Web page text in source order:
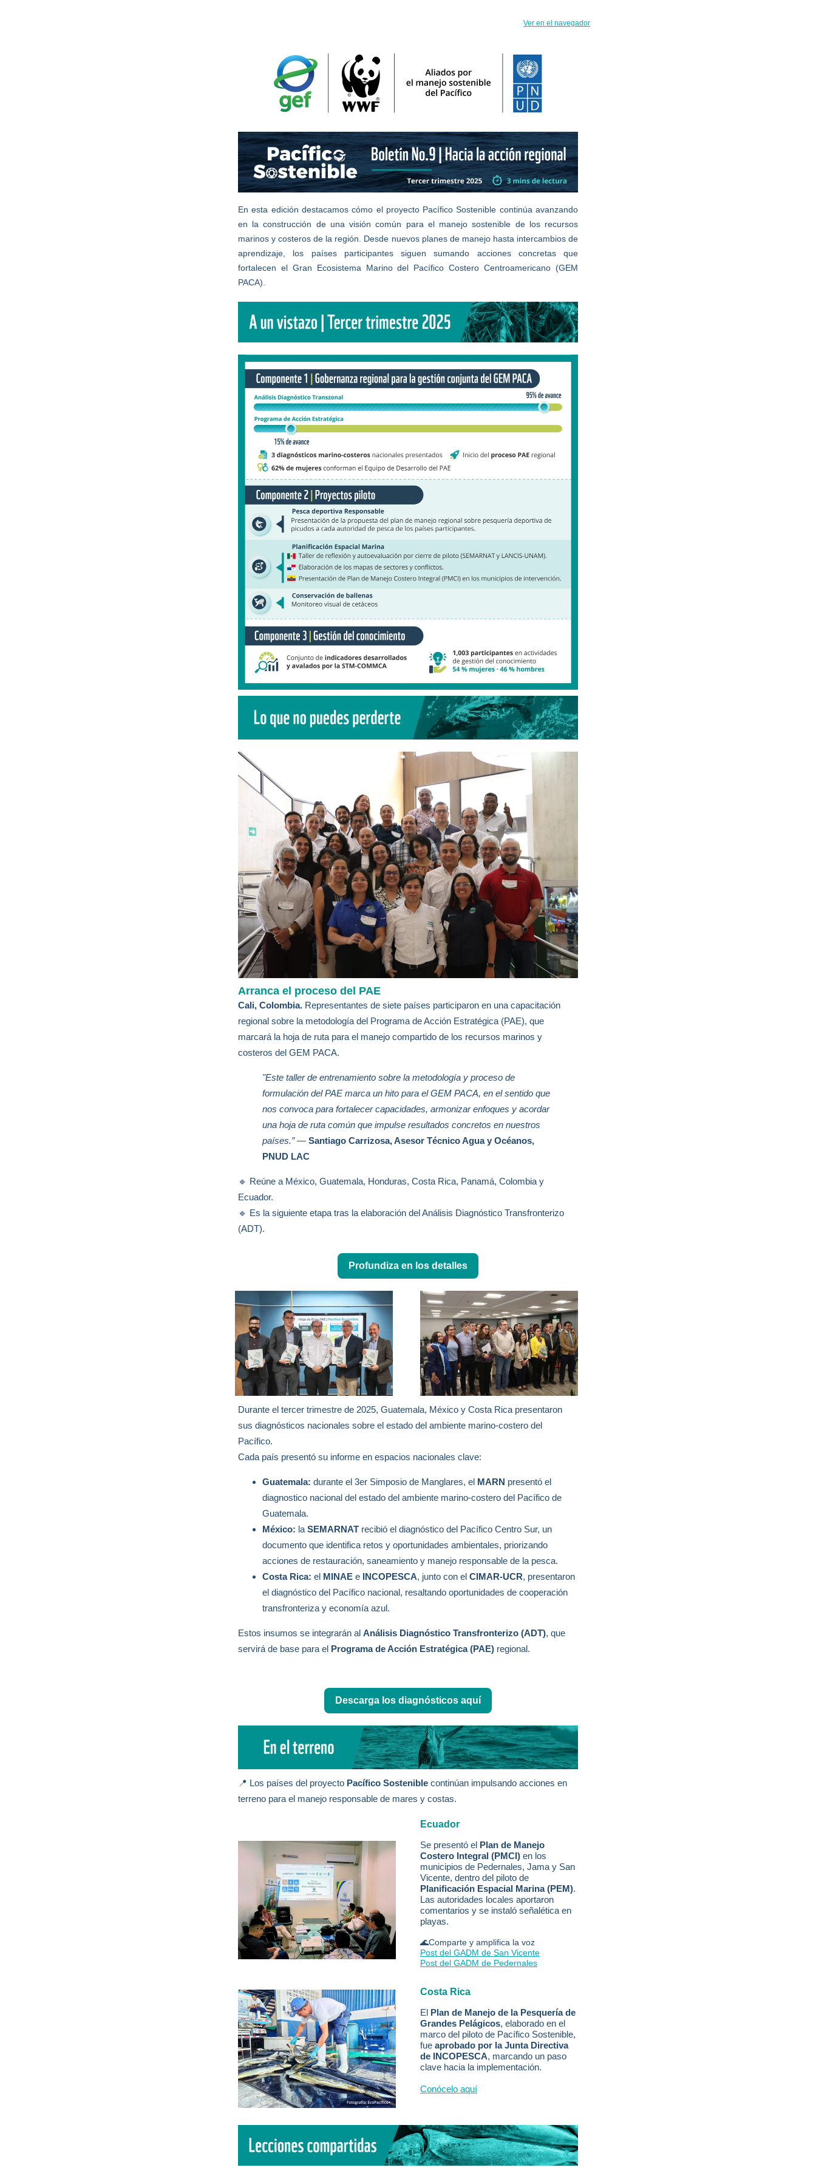
Ver en el navegador
En esta edición destacamos cómo el proyecto Pacífico Sostenible continúa avanzando
en la construcción de una visión común para el manejo sostenible de los recursos
marinos y costeros de la región. Desde nuevos planes de manejo hasta intercambios de
aprendizaje, los países participantes siguen sumando acciones concretas que
fortalecen el Gran Ecosistema Marino del Pacífico Costero Centroamericano (GEM
PACA).
Arranca el proceso del PAE
Cali, Colombia. Representantes de siete países participaron en una capacitación
regional sobre la metodología del Programa de Acción Estratégica (PAE), que
marcará la hoja de ruta para el manejo compartido de los recursos marinos y
costeros del GEM PACA.
"Este taller de entrenamiento sobre la metodología y proceso de
formulación del PAE marca un hito para el GEM PACA, en el sentido que
nos convoca para fortalecer capacidades, armonizar enfoques y acordar
una hoja de ruta común que impulse resultados concretos en nuestros
países.”— Santiago Carrizosa, Asesor Técnico Agua y Océanos,
PNUD LAC
🔹 Reúne a México, Guatemala, Honduras, Costa Rica, Panamá, Colombia y
Ecuador.
🔹 Es la siguiente etapa tras la elaboración del Análisis Diagnóstico Transfronterizo
(ADT).
Profundiza en los detalles
Durante el tercer trimestre de 2025, Guatemala, México y Costa Rica presentaron
sus diagnósticos nacionales sobre el estado del ambiente marino-costero del
Pacífico.
Cada país presentó su informe en espacios nacionales clave:
Guatemala: durante el 3er Simposio de Manglares, el MARN presentó el
diagnostico nacional del estado del ambiente marino-costero del Pacífico de
Guatemala.
México: la SEMARNAT recibió el diagnóstico del Pacífico Centro Sur, un
documento que identifica retos y oportunidades ambientales, priorizando
acciones de restauración, saneamiento y manejo responsable de la pesca.
Costa Rica: el MINAE e INCOPESCA, junto con el CIMAR-UCR, presentaron
el diagnóstico del Pacífico nacional, resaltando oportunidades de cooperación
transfronteriza y economía azul.
Estos insumos se integrarán al Análisis Diagnóstico Transfronterizo (ADT), que
servirá de base para el Programa de Acción Estratégica (PAE) regional.
Descarga los diagnósticos aquí
📍 Los países del proyecto Pacífico Sostenible continúan impulsando acciones en
terreno para el manejo responsable de mares y costas.
Ecuador
Se presentó el Plan de Manejo
Costero Integral (PMCI) en los
municipios de Pedernales, Jama y San
Vicente, dentro del piloto de
Planificación Espacial Marina (PEM).
Las autoridades locales aportaron
comentarios y se instaló señalética en
playas.
🌊Comparte y amplifica la voz
Post del GADM de San Vicente
Post del GADM de Pedernales
Costa Rica
El Plan de Manejo de la Pesquería de
Grandes Pelágicos, elaborado en el
marco del piloto de Pacífico Sostenible,
fue aprobado por la Junta Directiva
de INCOPESCA, marcando un paso
clave hacia la implementación.
Conócelo aquí